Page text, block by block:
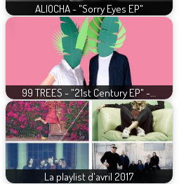
ALIOCHA - "Sorry Eyes EP"
99 TREES - "21st Century EP" -…
La playlist d'avril 2017